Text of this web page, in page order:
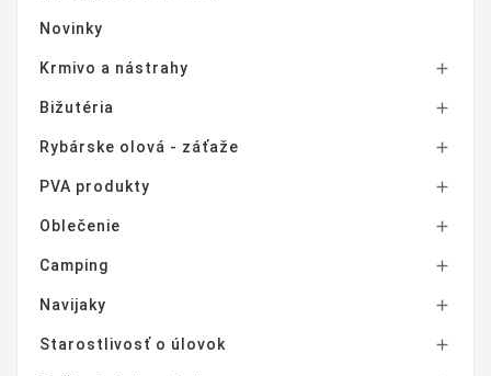
Novinky
Krmivo a nástrahy 
Bižutéria 
Rybárske olová - záťaže 
PVA produkty 
Oblečenie 
Camping 
Navijaky 
Starostlivosť o úlovok 